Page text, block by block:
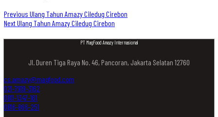
Previous Ulang Tahun Amazy Ciledug Cirebon
NextUlang Tahun Amazy Ciledug Cirebon
PT MagFood Amazy Internasional
Jl. Duren Tiga Raya No. 46, Pancoran, Jakarta Selatan 12760
cs.amazy@magfood.com
021-7919-3162
0811-1347-161
0816-866-251